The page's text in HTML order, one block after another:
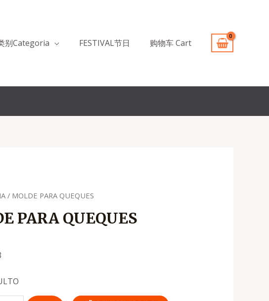
别Categoria FESTIVAL节日 购物车 Cart
/ MOLDE PARA QUEQUES
PARA QUEQUES